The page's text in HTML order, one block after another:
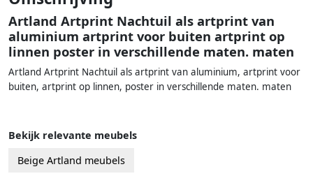
Artland Artprint Nachtuil als artprint van
aluminium artprint voor buiten artprint op
linnen poster in verschillende maten. maten
Artland Artprint Nachtuil als artprint van aluminium, artprint voor
buiten, artprint op linnen, poster in verschillende maten. maten
Bekijk relevante meubels
Beige Artland meubels